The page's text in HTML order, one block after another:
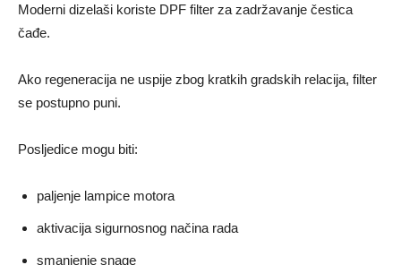
Moderni dizelaši koriste DPF filter za zadržavanje čestica
čađe.
Ako regeneracija ne uspije zbog kratkih gradskih relacija, filter
se postupno puni.
Posljedice mogu biti:
paljenje lampice motora
aktivacija sigurnosnog načina rada
smanjenje snage